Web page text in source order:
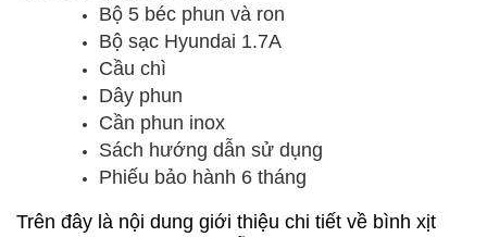
Bộ 5 béc phun và ron
Bộ sạc Hyundai 1.7A
Cầu chì
Dây phun
Cần phun inox
Sách hướng dẫn sử dụng
Phiếu bảo hành 6 tháng
Trên đây là nội dung giới thiệu chi tiết về bình xịt